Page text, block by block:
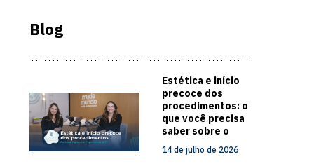
Blog
Estética e início
precoce dos
procedimentos: o
que você precisa
saber sobre o
cuidado com a
pele
14 de julho de 2026